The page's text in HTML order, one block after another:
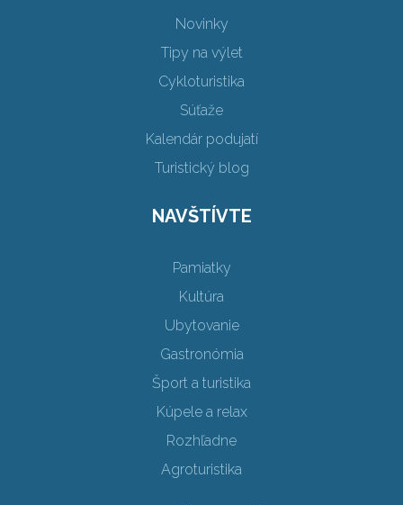
Novinky
Tipy na výlet
Cykloturistika
Súťaže
Kalendár podujatí
Turistický blog
NAVŠTÍVTE
Pamiatky
Kultúra
Ubytovanie
Gastronómia
Šport a turistika
Kúpele a relax
Rozhľadne
Agroturistika